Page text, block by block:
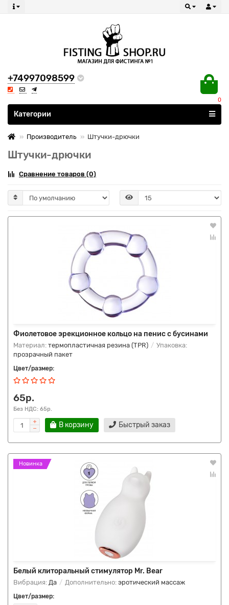
+74997098599
0
Все категории
Категории
Производитель Штучки-дрючки
Штучки-дрючки
Сравнение товаров (0)
Фиолетовое эрекционное кольцо на пенис с бусинами
Материал: термопластичная резина (TPR)
Упаковка:
прозрачный пакет
Цвет/размер:
65р.
Без НДС: 65р.
В корзину Быстрый заказ
Новинка
Белый клиторальный стимулятор Mr. Bear
Вибрация: Да Дополнительно: эротический массаж
Цвет/размер: